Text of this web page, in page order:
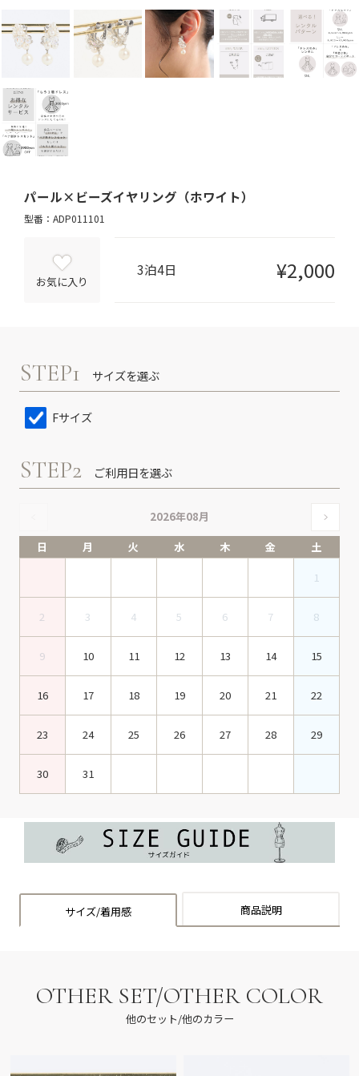
パール×ビーズイヤリング（ホワイト）
型番：ADP011101
お気に入り
3泊4日 ¥2,000
STEP1 サイズを選ぶ
Fサイズ
STEP2 ご利用日を選ぶ
2026年08月
日
月 火 水 木 金
土
1
2 3 4 5 6 7 8
9 10 11 12 13 14 15
16 17 18 19 20 21 22
23 24 25 26 27 28 29
30 31
サイズ/着用感 商品説明
OTHER SET/OTHER COLOR
他のセット/他のカラー